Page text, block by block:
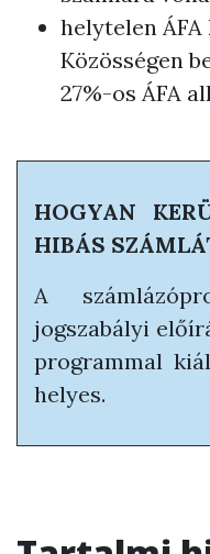
helytelen
Közösségen
27%-os ÁFA
HOGYAN
HIBÁS
A
jogszabályi
programmal
helyes.